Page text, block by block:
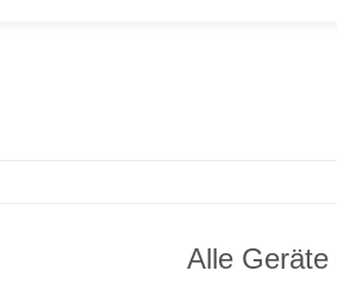
Alle Geräte